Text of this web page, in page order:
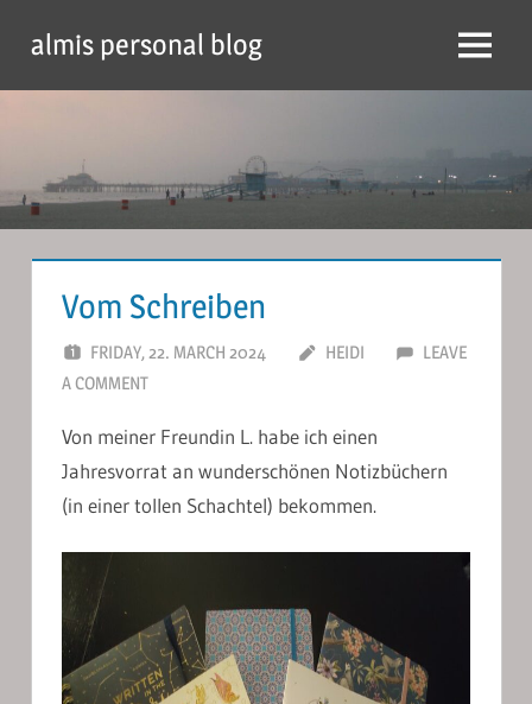
content
almis personal blog Menu
Vom Schreiben
FRIDAY, 22. MARCH 2024 HEIDI
LEAVE
A COMMENT
Von meiner Freundin L. habe ich einen
Jahresvorrat an wunderschönen Notizbüchern
(in einer tollen Schachtel) bekommen.